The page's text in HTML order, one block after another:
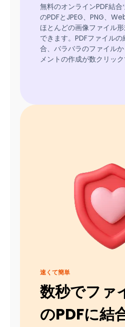
速くて簡単
数秒でファ
のPDFに結
無料のオンラインPDF結
のPDFとJPEG、PNG、
ほとんどの画像ファイル
できます。PDFファイル
合、バラバラのファイルか
メントの作成が数クリック